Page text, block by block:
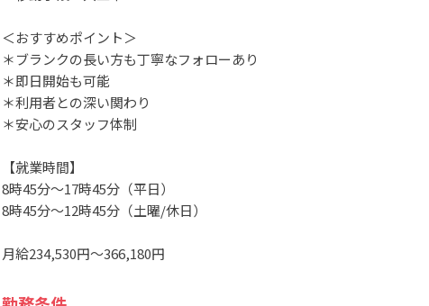
＜おすすめポイント＞
＊ブランクの長い方も丁寧なフォローあり
＊即日開始も可能
＊利用者との深い関わり
＊安心のスタッフ体制
【就業時間】
8時45分～17時45分（平日）
8時45分～12時45分（土曜/休日）
月給234,530円～366,180円